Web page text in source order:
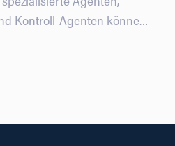
Kontroll-Agenten können
Zentrale